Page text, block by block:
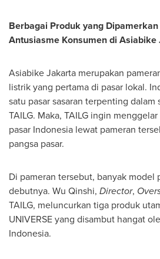
Berbagai Produk yang
Antusiasme Konsumen di Asiabike
Asiabike Jakarta merupakan
listrik yang pertama di pasar lokal.
satu pasar sasaran terpenting dalam
TAILG. Maka, TAILG ingin
pasar Indonesia lewat pameran
pangsa pasar.
Di pameran tersebut, banyak model
debutnya. Wu Qinshi, Director,
TAILG, meluncurkan tiga produk
UNIVERSE yang disambut hangat
Indonesia.